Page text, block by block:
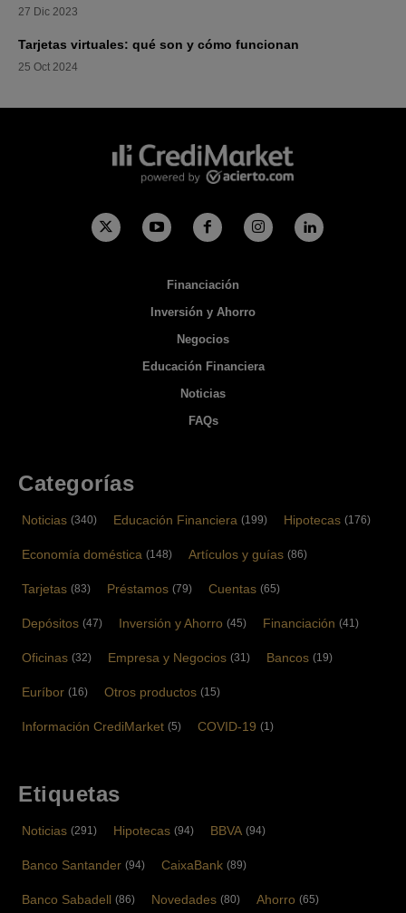
27 Dic 2023
Tarjetas virtuales: qué son y cómo funcionan
25 Oct 2024
Financiación
Inversión y Ahorro
Negocios
Educación Financiera
Noticias
FAQs
Categorías
Noticias (340) Educación Financiera (199) Hipotecas (176)
Economía doméstica (148) Artículos y guías (86)
Tarjetas (83) Préstamos (79) Cuentas (65)
Depósitos (47) Inversión y Ahorro (45) Financiación (41)
Oficinas (32) Empresa y Negocios (31) Bancos (19)
Euríbor (16) Otros productos (15)
Información CrediMarket (5) COVID-19 (1)
Etiquetas
Noticias (291) Hipotecas (94) BBVA (94)
Banco Santander (94) CaixaBank (89)
Banco Sabadell (86) Novedades (80) Ahorro (65)